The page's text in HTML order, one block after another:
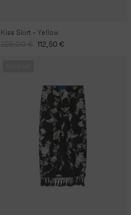
Kiss Skirt - Yellow
Regular
225,00 € Sale
112,50 €